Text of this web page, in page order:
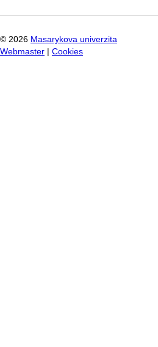
© 2026 Masarykova univerzita
Webmaster
Cookies